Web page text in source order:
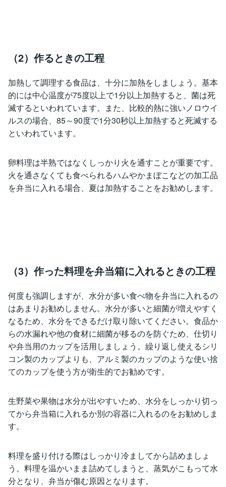
（2）作るときの工程
加熱して調理する食品は、十分に加熱をしましょう。基本
的には中心温度が75度以上で1分以上加熱すると、菌は死
滅するといわれています。また、比較的熱に強いノロウイ
ルスの場合、85～90度で1分30秒以上加熱すると死滅する
といわれています。
卵料理は半熟ではなくしっかり火を通すことが重要です。
火を通さなくても食べられるハムやかまぼこなどの加工品
を弁当に入れる場合、夏は加熱することをお勧めします。
（3）作った料理を弁当箱に入れるときの工程
何度も強調しますが、水分が多い食べ物を弁当に入れるの
はあまりお勧めしません。水分が多いと細菌が増えやすく
なるため、水分をできるだけ取り除いてください。食品か
らの水漏れや他の食材に細菌が移るのを防ぐため、仕切り
や弁当用のカップを活用しましょう。繰り返し使えるシリ
コン製のカップよりも、アルミ製のカップのような使い捨
てのカップを使う方が衛生的でお勧めです。
生野菜や果物は水分が出やすいため、水分をしっかり切っ
てから弁当箱に入れるか別の容器に入れるのをお勧めしま
す。
料理を盛り付ける際はしっかり冷ましてから詰めましょ
う。料理を温かいまま詰めてしまうと、蒸気がこもって水
分となり、弁当が傷む原因となります。